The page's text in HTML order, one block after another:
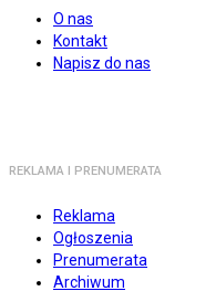
O nas
Kontakt
Napisz do nas
REKLAMA I PRENUMERATA
Reklama
Ogłoszenia
Prenumerata
Archiwum